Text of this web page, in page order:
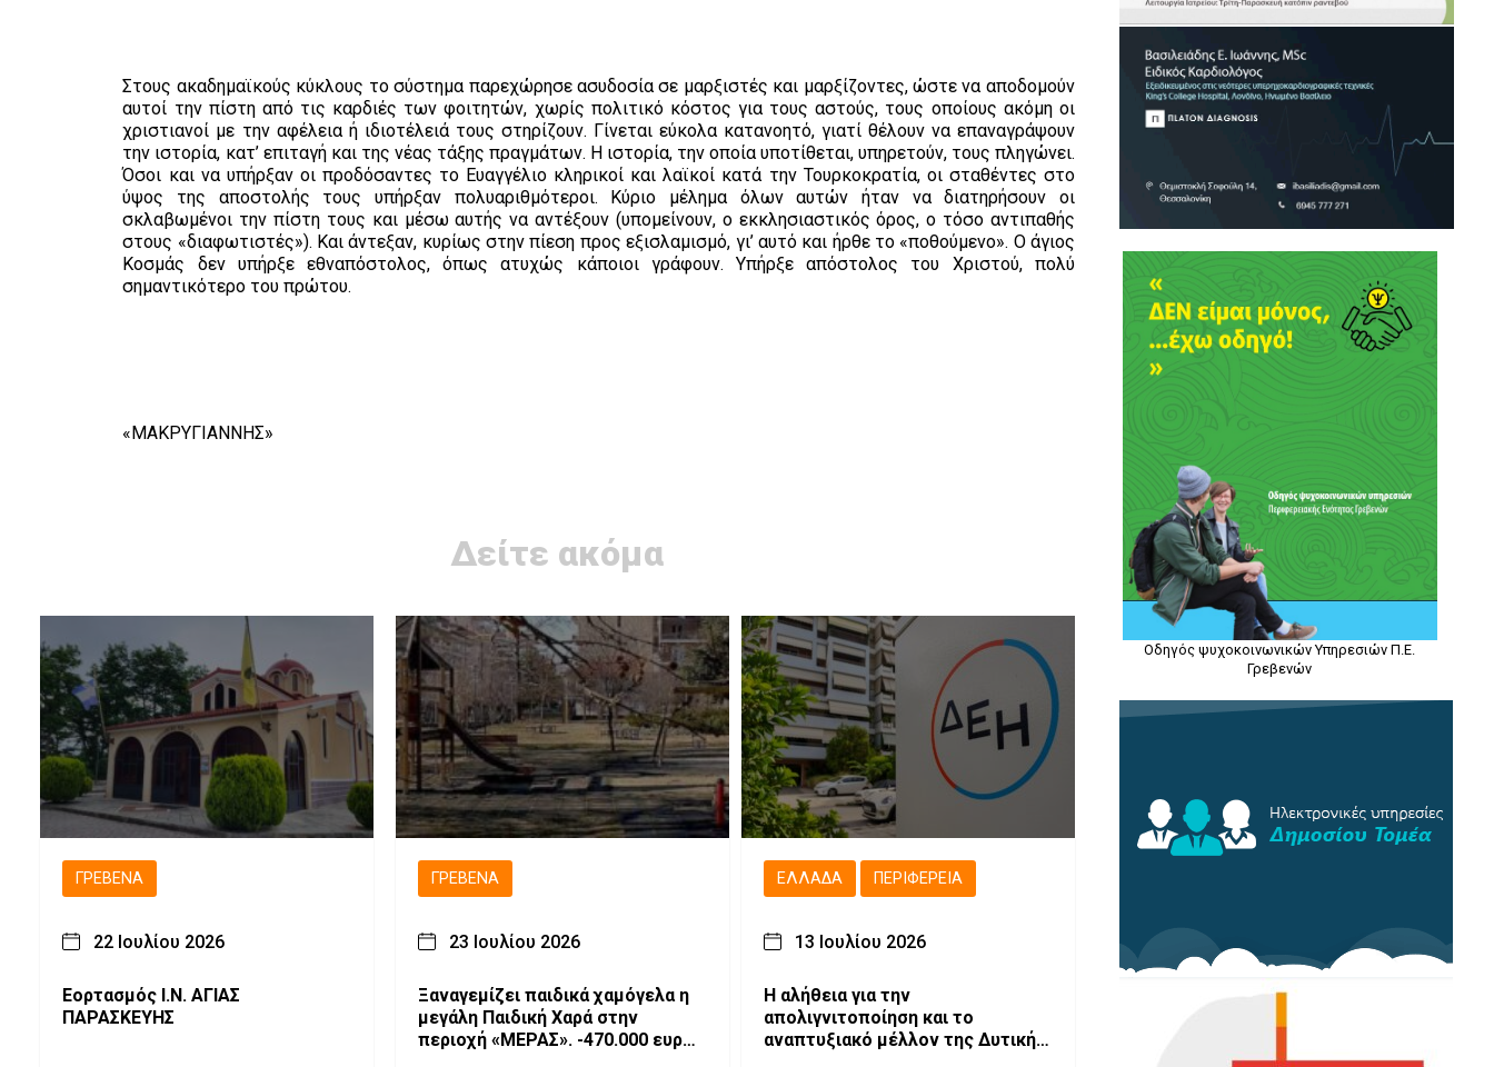
Στους ακαδημαϊκούς κύκλους το σύστημα παρεχώρησε ασυδοσία σε μαρξιστές και μαρξίζοντες, ώστε να αποδομούν
αυτοί την πίστη από τις καρδιές των φοιτητών, χωρίς πολιτικό κόστος για τους αστούς, τους οποίους ακόμη οι
χριστιανοί με την αφέλεια ή ιδιοτέλειά τους στηρίζουν. Γίνεται εύκολα κατανοητό, γιατί θέλουν να επαναγράψουν
την ιστορία, κατ’ επιταγή και της νέας τάξης πραγμάτων. Η ιστορία, την οποία υποτίθεται, υπηρετούν, τους πληγώνει.
Όσοι και να υπήρξαν οι προδόσαντες το Ευαγγέλιο κληρικοί και λαϊκοί κατά την Τουρκοκρατία, οι σταθέντες στο
ύψος της αποστολής τους υπήρξαν πολυαριθμότεροι. Κύριο μέλημα όλων αυτών ήταν να διατηρήσουν οι
σκλαβωμένοι την πίστη τους και μέσω αυτής να αντέξουν (υπομείνουν, ο εκκλησιαστικός όρος, ο τόσο αντιπαθής
στους «διαφωτιστές»). Και άντεξαν, κυρίως στην πίεση προς εξισλαμισμό, γι’ αυτό και ήρθε το «ποθούμενο». Ο άγιος
Κοσμάς δεν υπήρξε εθναπόστολος, όπως ατυχώς κάποιοι γράφουν. Υπήρξε απόστολος του Χριστού, πολύ
σημαντικότερο του πρώτου.
«ΜΑΚΡΥΓΙΑΝΝΗΣ»
Δείτε ακόμα
ΓΡΕΒΕΝΆ
22 Ιουλίου 2026
Εορτασμός Ι.Ν. ΑΓΙΑΣ
ΠΑΡΑΣΚΕΥΗΣ
ΓΡΕΒΕΝΆ
23 Ιουλίου 2026
Ξαναγεμίζει παιδικά χαμόγελα η
μεγάλη Παιδική Χαρά στην
περιοχή «ΜΕΡΑΣ». -470.000 ευρώ
ΕΛΛΆΔΑ ΠΕΡΙΦΈΡΕΙΑ
13 Ιουλίου 2026
Η αλήθεια για την
απολιγνιτοποίηση και το
αναπτυξιακό μέλλον της Δυτικής
Οδηγός ψυχοκοινωνικών Υπηρεσιών Π.Ε.
Γρεβενών